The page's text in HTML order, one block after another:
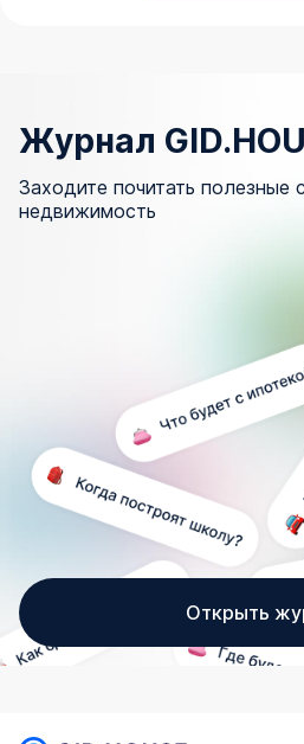
Журнал
Заходите почитать полезные
недвижимость
Открыть